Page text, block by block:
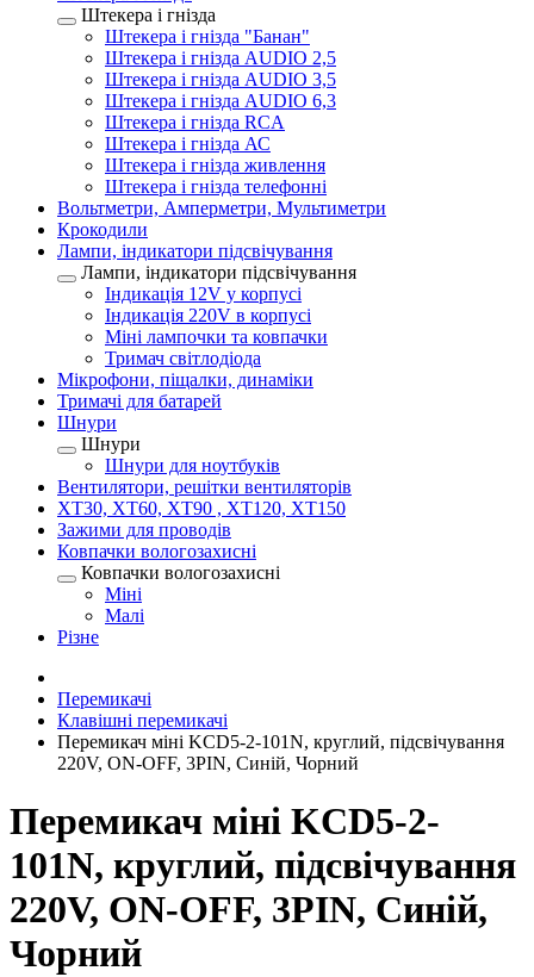
Штекера і гнізда
Штекера і гнізда "Банан"
Штекера і гнізда AUDIO 2,5
Штекера і гнізда AUDIO 3,5
Штекера і гнізда AUDIO 6,3
Штекера і гнізда RCA
Штекера і гнізда АС
Штекера і гнізда живлення
Штекера і гнізда телефонні
Вольтметри, Амперметри, Мультиметри
Крокодили
Лампи, індикатори підсвічування
Лампи, індикатори підсвічування
Індикація 12V у корпусі
Індикація 220V в корпусі
Міні лампочки та ковпачки
Тримач світлодіода
Мікрофони, піщалки, динаміки
Тримачі для батарей
Шнури
Шнури
Шнури для ноутбуків
Вентилятори, решітки вентиляторів
XT30, XT60, XT90 , XT120, XT150
Зажими для проводів
Ковпачки вологозахисні
Ковпачки вологозахисні
Міні
Малі
Різне
Перемикачі
Клавішні перемикачі
Перемикач міні KCD5-2-101N, круглий, підсвічування
220V, ON-OFF, 3PIN, Синій, Чорний
Перемикач міні KCD5-2-
101N, круглий, підсвічування
220V, ON-OFF, 3PIN, Синій,
Чорний